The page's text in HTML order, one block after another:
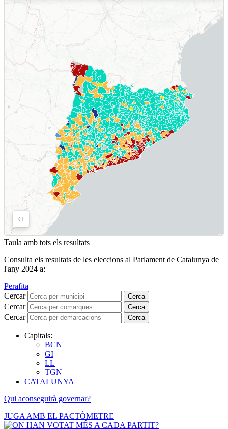
Taula amb tots els resultats
Consulta els resultats de les eleccions al Parlament de Catalunya de
l'any 2024 a:
Perafita
Cercar
Cerca
Cercar Cerca
Cercar Cerca
Capitals:
BCN
GI
LL
TGN
CATALUNYA
Qui aconseguirà governar?
JUGA AMB EL PACTÒMETRE